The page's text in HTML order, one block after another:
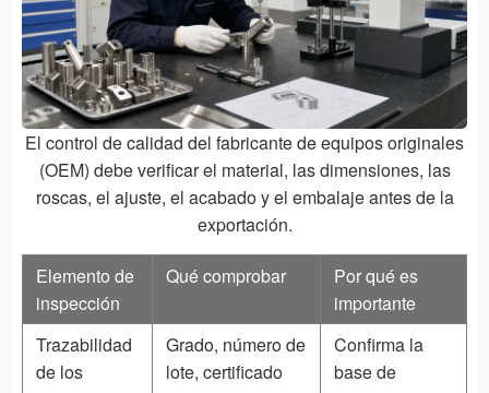
El control de calidad del fabricante de equipos originales
(OEM) debe verificar el material, las dimensiones, las
roscas, el ajuste, el acabado y el embalaje antes de la
exportación.
Elemento de
inspección
Qué comprobar
Por qué es
importante
Trazabilidad
de los
Grado, número de
lote, certificado
Confirma la
base de